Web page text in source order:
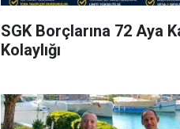
SGK Borçlarına 72 Aya
Kolaylığı